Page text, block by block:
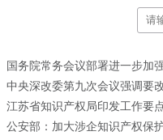
国务院常务会议部署进一步加
中央深改委第九次会议强调要
江苏省知识产权局印发工作要
公安部：加大涉企知识产权保